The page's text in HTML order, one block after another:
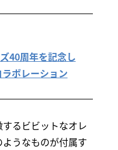
40周年を記念し
ボレーション
るビビットなオレ
うなものが付属す